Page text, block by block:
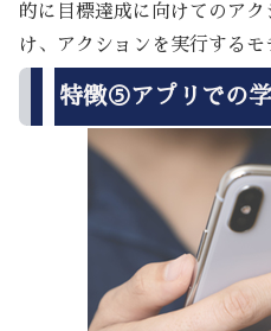
的に目標達成に向けてのア
け、アクションを実行するモ
特徴⑤アプリでの